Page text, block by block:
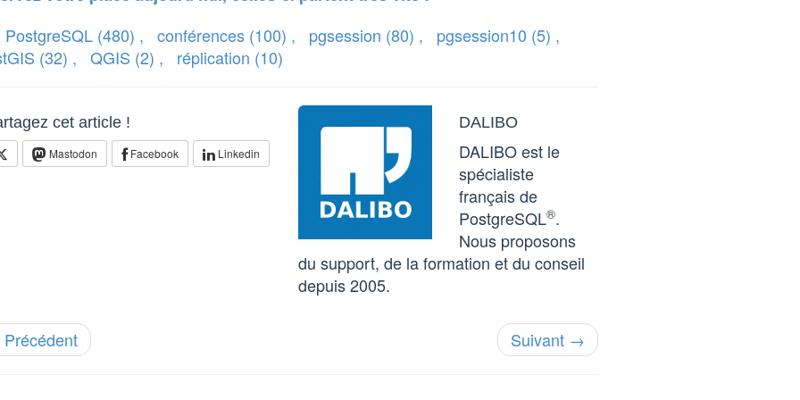
PostgreSQL (480) , conférences (100) , pgsession (80) , pgsession10 (5) ,
(32) , QGIS (2) , réplication (10)
cet article !
Mastodon Facebook Linkedin
DALIBO
DALIBO est le
spécialiste
français de
PostgreSQL®.
Nous proposons
du support, de la formation et du conseil
depuis 2005.
Suivant →